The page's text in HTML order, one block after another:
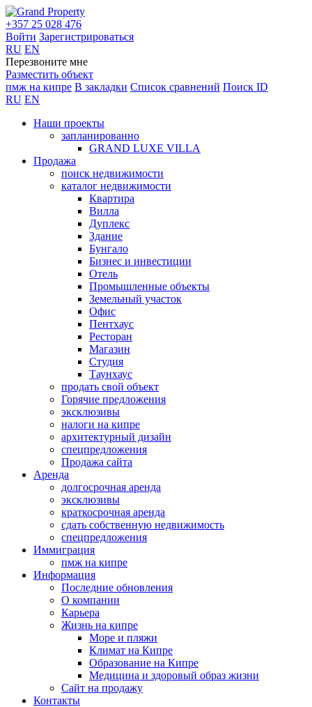
+357 25 028 476
Войти Зарегистрироваться
RU EN
Перезвоните мне
Разместить объект
пмж на кипре В закладки Список сравнений Поиск ID
RU EN
Наши проекты
запланированно
GRAND LUXE VILLA
Продажа
поиск недвижимости
каталог недвижимости
Квартира
Вилла
Дуплекс
Здание
Бунгало
Бизнес и инвестиции
Отель
Промышленные объекты
Земельный участок
Офис
Пентхаус
Ресторан
Магазин
Студия
Таунхаус
продать свой объект
Горячие предложения
эксклюзивы
налоги на кипре
архитектурный дизайн
спецпредложения
Продажа сайта
Аренда
долгосрочная аренда
эксклюзивы
краткосрочная аренда
сдать собственную недвижимость
спецпредложения
Иммиграция
пмж на кипре
Информация
Последние обновления
О компании
Карьера
Жизнь на кипре
Море и пляжи
Климат на Кипре
Образование на Кипре
Медицина и здоровый образ жизни
Сайт на продажу
Контакты